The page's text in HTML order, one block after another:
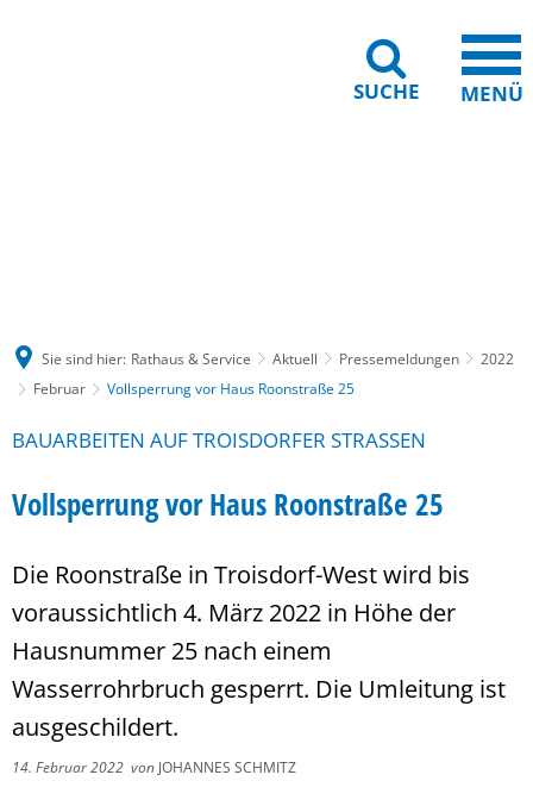
SUCHE MENÜ
Sie sind hier: Rathaus & Service Aktuell Pressemeldungen
2022
Februar
Vollsperrung vor Haus Roonstraße 25
BAUARBEITEN AUF TROISDORFER STRASSEN
Vollsperrung vor Haus Roonstraße 25
Die Roonstraße in Troisdorf-West wird bis
voraussichtlich 4. März 2022 in Höhe der
Hausnummer 25 nach einem
Wasserrohrbruch gesperrt. Die Umleitung ist
ausgeschildert.
14. Februar 2022 von JOHANNES SCHMITZ